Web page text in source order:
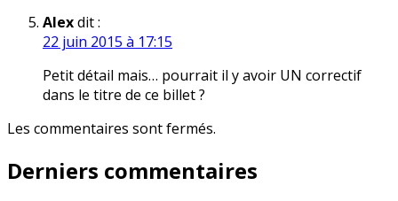
Alexdit :
22 juin 2015 à 17:15
Petit détail mais… pourrait il y avoir UN correctif
dans le titre de ce billet ?
Les commentaires sont fermés.
Derniers commentaires